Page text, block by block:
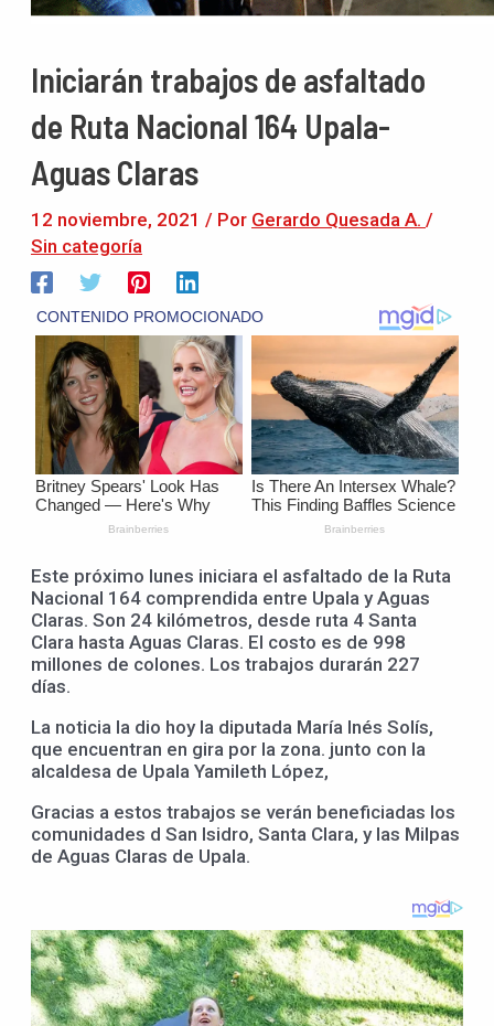
Iniciarán trabajos de asfaltado
de Ruta Nacional 164 Upala-
Aguas Claras
12 noviembre, 2021 / Por Gerardo Quesada A. /
Sin categoría
Este próximo lunes iniciara el asfaltado de la Ruta
Nacional 164 comprendida entre Upala y Aguas
Claras. Son 24 kilómetros, desde ruta 4 Santa
Clara hasta Aguas Claras. El costo es de 998
millones de colones. Los trabajos durarán 227
días.
La noticia la dio hoy la diputada María Inés Solís,
que encuentran en gira por la zona. junto con la
alcaldesa de Upala Yamileth López,
Gracias a estos trabajos se verán beneficiadas los
comunidades d San Isidro, Santa Clara, y las Milpas
de Aguas Claras de Upala.